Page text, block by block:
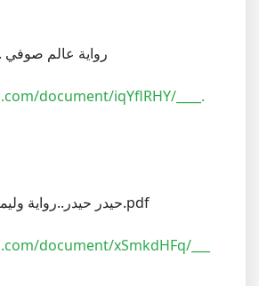
رواية عالم صوفي
document/iqYflRHY/____.
حيدر حيدر..رواية وليمة لأعشاب البحر.pdf
document/xSmkdHFq/___